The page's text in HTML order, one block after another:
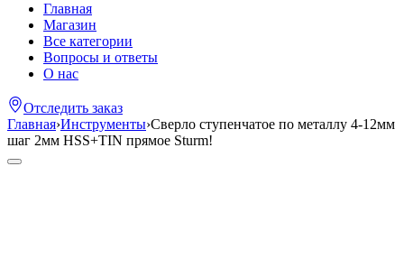
Главная
Магазин
Все категории
Вопросы и ответы
О нас
Отследить заказ
Главная›Инструменты›Сверло ступенчатое по металлу 4-12мм
шаг 2мм HSS+TIN прямое Sturm!